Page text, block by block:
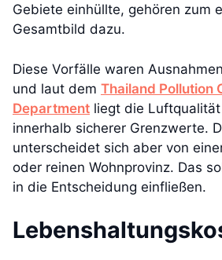
Gebiete einhüllte, gehören zum
Gesamtbild dazu.
Diese Vorfälle waren
und laut dem Thailand Pollution
Department liegt die
innerhalb sicherer Grenzwerte.
unterscheidet sich aber von
oder reinen Wohnprovinz. Das
in die Entscheidung einfließen.